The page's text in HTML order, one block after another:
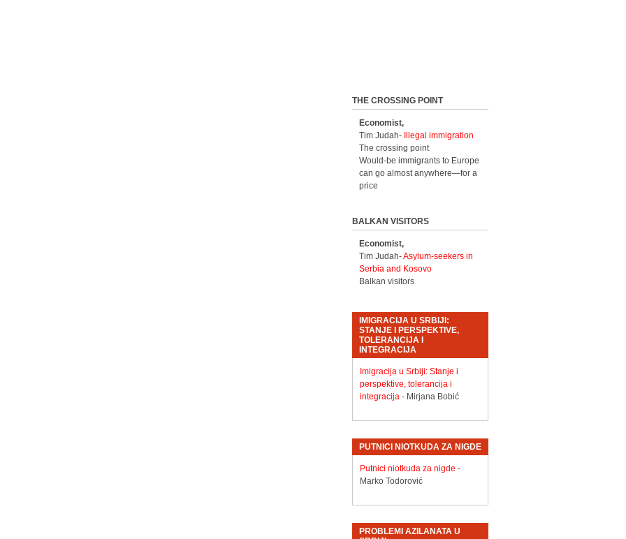
THE CROSSING POINT
Economist,
Tim Judah-
Illegal immigration
The crossing point
Would-be immigrants to Europe
can go almost anywhere—for a
price
BALKAN VISITORS
Economist,
Tim Judah-Asylum-seekers in
Serbia and Kosovo
Balkan visitors
IMIGRACIJA U SRBIJI:
STANJE I PERSPEKTIVE,
TOLERANCIJA I
INTEGRACIJA
Imigracija u Srbiji: Stanje i
perspektive, tolerancija i
integracija- Mirjana Bobić
PUTNICI NIOTKUDA ZA NIGDE
Putnici niotkuda za nigde -
Marko Todorović
PROBLEMI AZILANATA U